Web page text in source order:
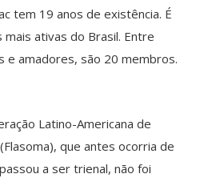
tem 19 anos de existência. É
mais ativas do Brasil. Entre
e amadores, são 20 membros.
Latino-Americana de
que antes ocorria de
a ser trienal, não foi